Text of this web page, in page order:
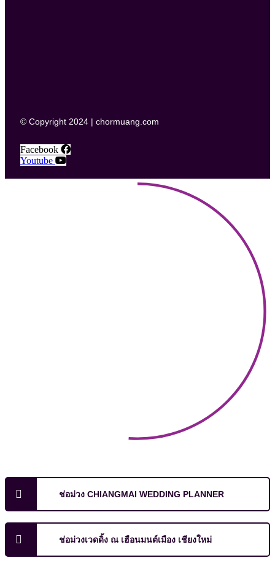
© Copyright 2024 | chormuang.com
Facebook
Youtube
ช่อม่วง CHIANGMAI WEDDING PLANNER
ช่อม่วงเวดดิ้ง ณ เฮือนมนต์เมือง เชียงใหม่